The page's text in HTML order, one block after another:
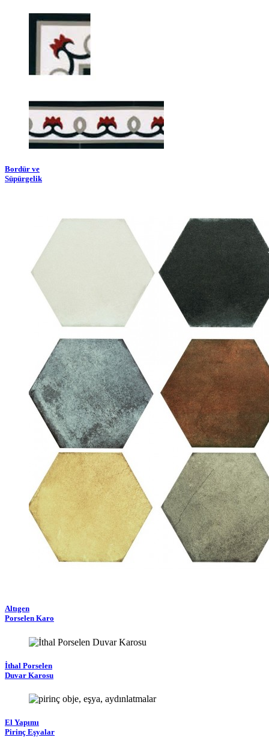
Bordür ve
Süpürgelik
Altıgen
Porselen Karo
İthal Porselen
Duvar Karosu
El Yapımı
Pirinç Eşyalar